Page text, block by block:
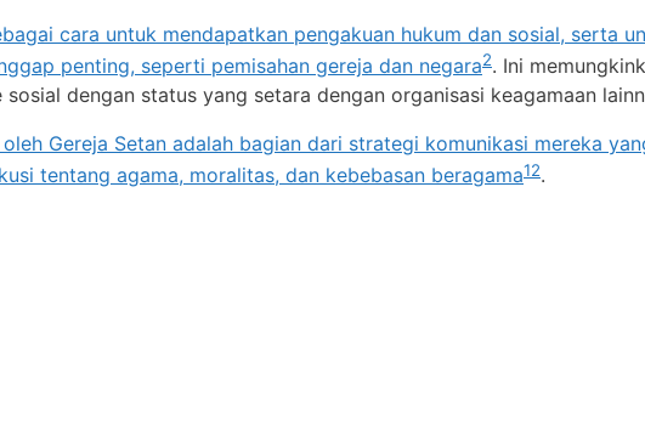
cara untuk mendapatkan pengakuan hukum dan sosial, serta
penting, seperti pemisahan gereja dan negara2. Ini
dengan status yang setara dengan organisasi keagamaan
Gereja Setan adalah bagian dari strategi komunikasi mereka
tentang agama, moralitas, dan kebebasan beragama12.